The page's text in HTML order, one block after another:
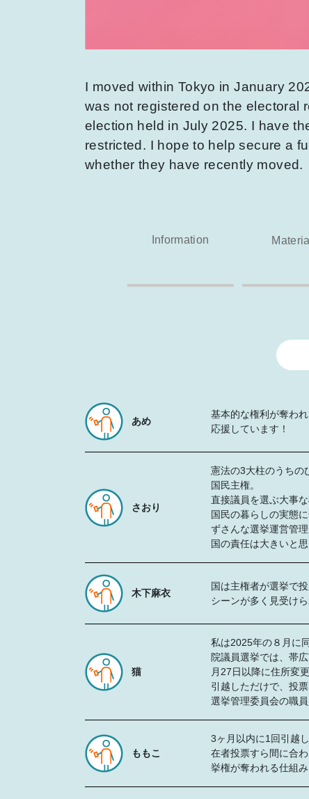
I moved within Tokyo in January
was not registered on the electoral
election held in July 2025. I have
restricted. I hope to help secure a
whether they have recently moved.
Information
あめ
基本的な権利が奪わ
応援しています！
さおり
憲法の3大柱のうちの
国民主権。
直接議員を選ぶ大事な
国民の暮らしの実態
ずさんな選挙運営管
国の責任は大きいと思
木下麻衣
国は主権者が選挙で
シーンが多く見受け
猫
私は2025年の８月に
院議員選挙では、帯
月27日以降に住所変
引越しただけで、投
選挙管理委員会の職
ももこ
3ヶ月以内に1回引越
在者投票すら間に合
挙権が奪われる仕組